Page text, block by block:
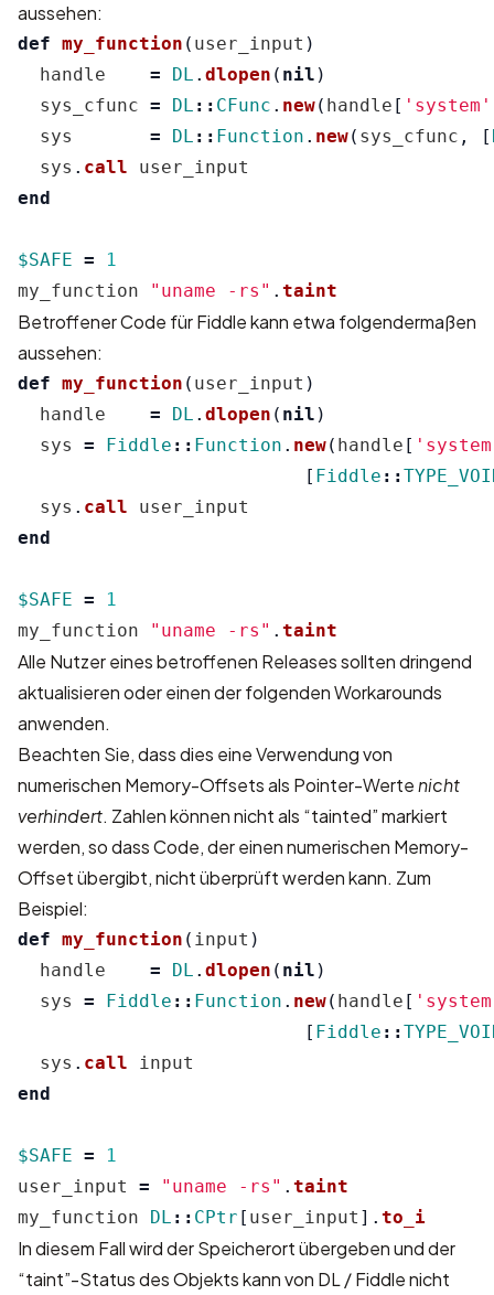
aussehen:
def my_function ( user_input )
handle
= DL . dlopen ( nil )
sys_cfunc = DL :: CFunc . new( handle [ 'system'
sys
= DL :: Function . new( sys_cfunc , [
sys . call
user_input
end
$SAFE =
1
my_function
"uname -rs" . taint
Betroffener Code für Fiddle kann etwa folgendermaßen
aussehen:
def my_function ( user_input )
handle
= DL . dlopen ( nil )
sys
= Fiddle :: Function . new( handle [
[ Fiddle ::
sys . call
user_input
end
$SAFE =
1
my_function
"uname -rs" . taint
Alle Nutzer eines betroffenen Releases sollten dringend
aktualisieren oder einen der folgenden Workarounds
anwenden.
Beachten Sie, dass dies eine Verwendung von
numerischen Memory-Offsets als Pointer-Wertenicht
verhindert. Zahlen können nicht als “tainted” markiert
werden, so dass Code, der einen numerischen Memory-
Offset übergibt, nicht überprüft werden kann. Zum
Beispiel:
def my_function ( input )
handle
= DL . dlopen ( nil )
sys
= Fiddle :: Function . new( handle [
[ Fiddle ::
sys . call
input
end
$SAFE =
1
user_input
= "uname -rs" . taint
my_function
DL :: CPtr [ user_input ]. to_i
In diesem Fall wird der Speicherort übergeben und der
“taint”-Status des Objekts kann von DL / Fiddle nicht